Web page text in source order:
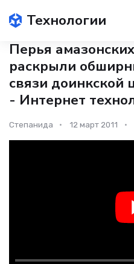
Технологии
Перья
раскрыли
связи доинкской
- Интернет
Степанида 12 март 2011